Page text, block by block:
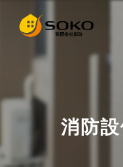
消防